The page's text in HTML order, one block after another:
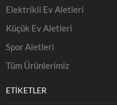
Elektrikli Ev Aletleri
Küçük Ev Aletleri
Spor Aletleri
Tüm Ürünlerimiz
ETIKETLER